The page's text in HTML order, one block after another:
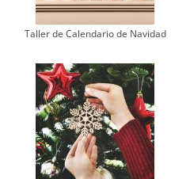
Taller de Calendario de Navidad